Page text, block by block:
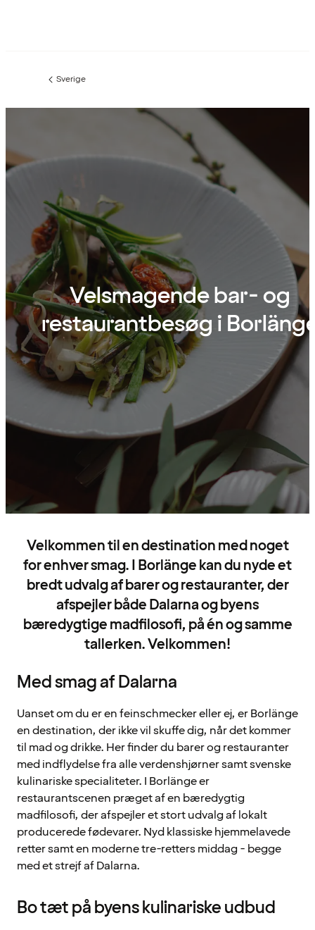
Forrige
:
Sverige
Velsmagende bar- og
restaurantbesøg i
Velkommen til en destination med noget
for enhver smag. I Borlänge kan du nyde et
bredt udvalg af barer og restauranter, der
afspejler både Dalarna og byens
bæredygtige madfilosofi, på én og samme
tallerken. Velkommen!
Med smag af Dalarna
Uanset om du er en feinschmecker eller ej, er Borlänge
en destination, der ikke vil skuffe dig, når det kommer
til mad og drikke. Her finder du barer og restauranter
med indflydelse fra alle verdenshjørner samt svenske
kulinariske specialiteter. I Borlänge er
restaurantscenen præget af en bæredygtig
madfilosofi, der afspejler et stort udvalg af lokalt
producerede fødevarer. Nyd klassiske hjemmelavede
retter samt en moderne tre-retters middag - begge
med et strejf af Dalarna.
Bo tæt på byens kulinariske udbud